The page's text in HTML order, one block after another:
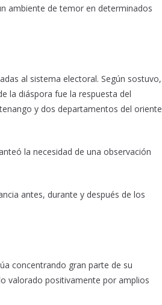
ambiente de temor en determinados
al sistema electoral. Según sostuvo,
la diáspora fue la respuesta del
y dos departamentos del oriente
la necesidad de una observación
antes, durante y después de los
concentrando gran parte de su
valorado positivamente por amplios